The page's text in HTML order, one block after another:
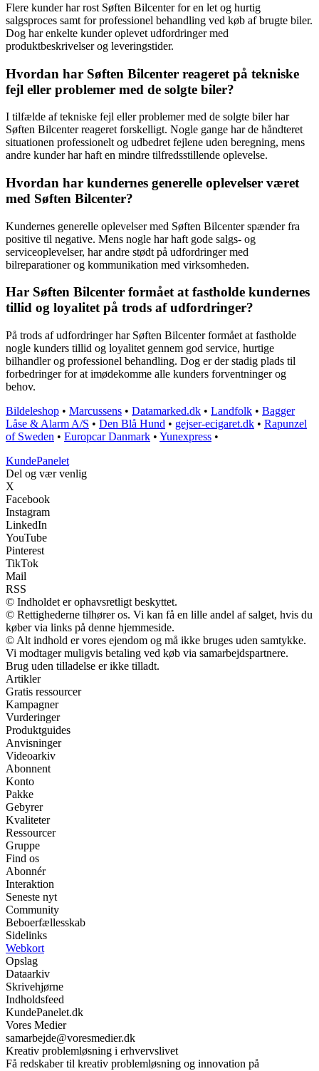
Flere kunder har rost Søften Bilcenter for en let og hurtig
salgsproces samt for professionel behandling ved køb af brugte biler.
Dog har enkelte kunder oplevet udfordringer med
produktbeskrivelser og leveringstider.
Hvordan har Søften Bilcenter reageret på tekniske
fejl eller problemer med de solgte biler?
I tilfælde af tekniske fejl eller problemer med de solgte biler har
Søften Bilcenter reageret forskelligt. Nogle gange har de håndteret
situationen professionelt og udbedret fejlene uden beregning, mens
andre kunder har haft en mindre tilfredsstillende oplevelse.
Hvordan har kundernes generelle oplevelser været
med Søften Bilcenter?
Kundernes generelle oplevelser med Søften Bilcenter spænder fra
positive til negative. Mens nogle har haft gode salgs- og
serviceoplevelser, har andre stødt på udfordringer med
bilreparationer og kommunikation med virksomheden.
Har Søften Bilcenter formået at fastholde kundernes
tillid og loyalitet på trods af udfordringer?
På trods af udfordringer har Søften Bilcenter formået at fastholde
nogle kunders tillid og loyalitet gennem god service, hurtige
bilhandler og professionel behandling. Dog er der stadig plads til
forbedringer for at imødekomme alle kunders forventninger og
behov.
Bildeleshop • Marcussens • Datamarked.dk • Landfolk • Bagger
Låse & Alarm A/S • Den Blå Hund • gejser-ecigaret.dk • Rapunzel
of Sweden • Europcar Danmark • Yunexpress •
KundePanelet
Del og vær venlig
X
Facebook
Instagram
LinkedIn
YouTube
Pinterest
TikTok
Mail
RSS
© Indholdet er ophavsretligt beskyttet.
© Rettighederne tilhører os. Vi kan få en lille andel af salget, hvis du
køber via links på denne hjemmeside.
© Alt indhold er vores ejendom og må ikke bruges uden samtykke.
Vi modtager muligvis betaling ved køb via samarbejdspartnere.
Brug uden tilladelse er ikke tilladt.
Artikler
Gratis ressourcer
Kampagner
Vurderinger
Produktguides
Anvisninger
Videoarkiv
Abonnent
Konto
Pakke
Gebyrer
Kvaliteter
Ressourcer
Gruppe
Find os
Abonnér
Interaktion
Seneste nyt
Community
Beboerfællesskab
Sidelinks
Webkort
Opslag
Dataarkiv
Skrivehjørne
Indholdsfeed
KundePanelet.dk
Vores Medier
samarbejde@voresmedier.dk
Kreativ problemløsning i erhvervslivet
Få redskaber til kreativ problemløsning og innovation på